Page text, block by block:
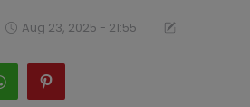
Aug 23, 2025 - 21:55